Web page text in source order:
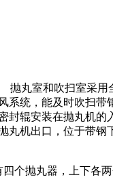
抛丸室和吹扫室采用
统，能及时吹扫带
辊安装在抛丸机
机出口，位于带钢
个抛丸器，上下